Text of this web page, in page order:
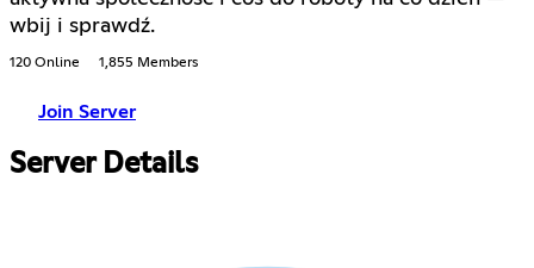
wbij i sprawdź.
120 Online 1,855 Members
Join Server
Server Details